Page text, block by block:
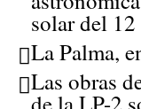
solar del
La Palma,
Las obras